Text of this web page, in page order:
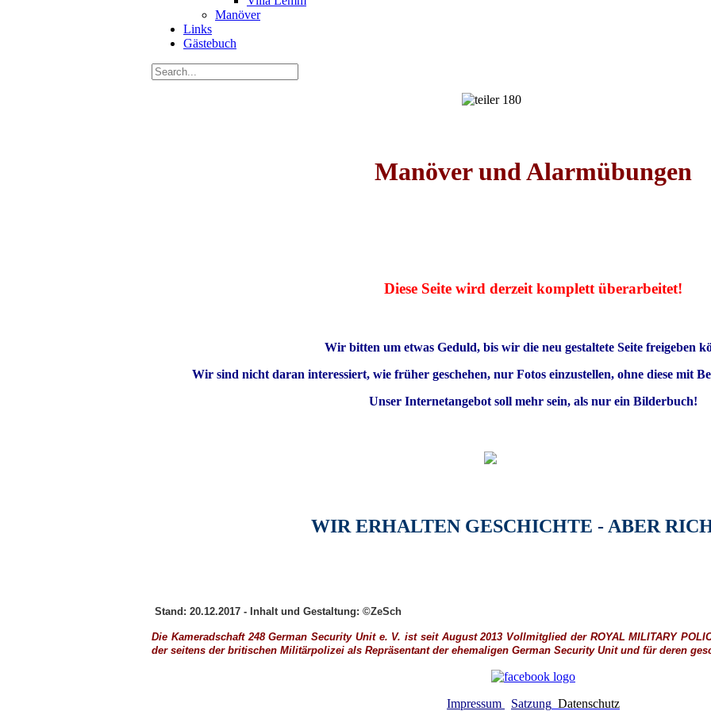
Manöver
Links
Gästebuch
Manöver und Alarmübungen
Diese Seite wird derzeit komplett überarbeitet!
Wir bitten um etwas Geduld, bis wir die neu gestaltete Seite freigeben
Wir sind nicht daran interessiert, wie früher geschehen, nur Fotos einzustellen, ohne diese mit
Unser Internetangebot soll mehr sein, als nur ein Bilderbuch!
WIR ERHALTEN GESCHICHTE - ABER
Stand: 20.12.2017 - Inhalt und Gestaltung: ©ZeSch
Die Kameradschaft 248 German Security Unit e. V. ist seit August 2013 Vollmitglied der ROYAL MILITARY
der seitens der britischen Militärpolizei als Repräsentant der ehemaligen German Security Unit und für deren
Impressum Satzung Datenschutz